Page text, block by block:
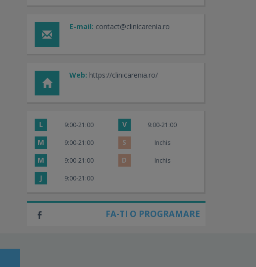
E-mail: contact@clinicarenia.ro
Web: https://clinicarenia.ro/
L 9:00-21:00 V 9:00-21:00
M 9:00-21:00 S Inchis
M 9:00-21:00 D Inchis
J 9:00-21:00
FA-TI O PROGRAMARE